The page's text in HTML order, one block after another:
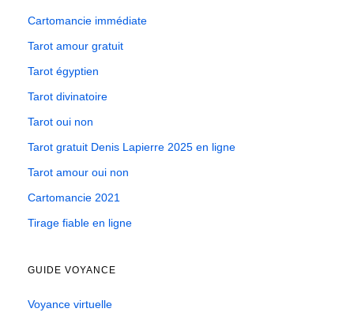
Cartomancie immédiate
Tarot amour gratuit
Tarot égyptien
Tarot divinatoire
Tarot oui non
Tarot gratuit Denis Lapierre 2025 en ligne
Tarot amour oui non
Cartomancie 2021
Tirage fiable en ligne
GUIDE VOYANCE
Voyance virtuelle